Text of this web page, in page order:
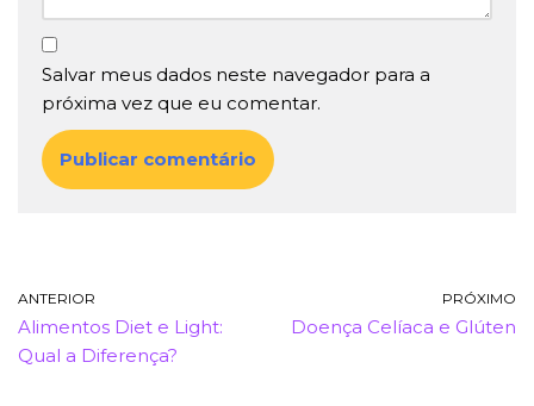
Salvar meus dados neste navegador para a
próxima vez que eu comentar.
ANTERIOR
Alimentos Diet e Light:
Qual a Diferença?
PRÓXIMO
Doença Celíaca e Glúten